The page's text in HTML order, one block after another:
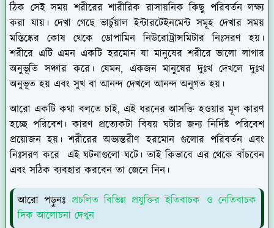
ঠিক সেই সময় শরীরের শারীরিক রাসায়নিক কিছু পরিবর্তন লক্ষ্য
করা যায়। দেখা গেছে ভার্চুয়াল ইন্টারটেইনমেন্ট সমূহ দেখার সময়
মস্তিষ্কের কোষ থেকে ডোপামিন নিউরোট্রান্সমিটার নিঃসরণ হয়।
শরীরে এটি এমন একটি হরমোন যা মানুষের শরীরে ভালো লাগার
অনুভূতি সঞ্চার করে। যেমন, একজন মানুষের দুঃখ দেখলে দুঃখ
অনুভূত হয় এবং সুখ বা আনন্দ দেখলে আনন্দ অনুগত হয়।
আরো একটি কথা বলতে চাই, এই ধরনের আসক্তি হওয়ার মূল কারণ
হচ্ছে পরিবেশ। কারণ প্রত্যেকটা বিষয় ঘটার জন্য নির্দিষ্ট পরিবেশ
প্রয়োজন হয়। শরীরের অভ্যন্তরীণ হরমোন গুলোর পরিবর্তন এবং
নিঃসরণ করে এই ঘটনাগুলো ঘটে। তাই কিভাবে এর থেকে বাঁচবেন
এবং সঠিক ব্যবহার করবেন তা জেনে নিন।
আরো পড়ুনঃ প্রচলিত বিভিন্ন প্রযুক্তির ইতিবাচক ও নেতিবাচক
দিক আলোচনা দেখুন